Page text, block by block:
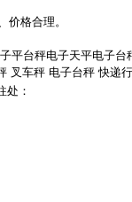
格合理。
平台秤电子天平电子台
叉车秤 电子台秤 快递
处：